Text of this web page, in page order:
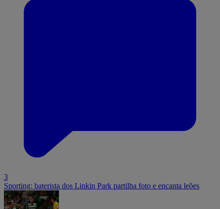
3
Sporting: baterista dos Linkin Park partilha foto e encanta leões